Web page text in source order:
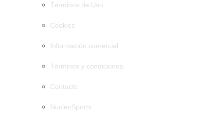
Términos de Uso
Cookies
Información comercial
Términos y condiciones
Contacto
NucleoSports